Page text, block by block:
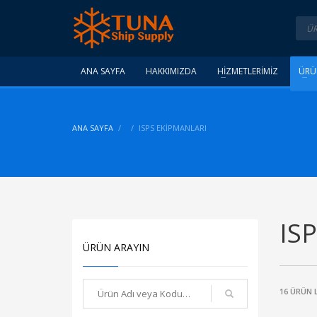
ANA SAYFA HAKKIMIZDA HİZMETLERİMİZ
ANA SAYFA ISPS EKIPMANLARI
16 ÜRÜN
ÜRÜN ARAYIN